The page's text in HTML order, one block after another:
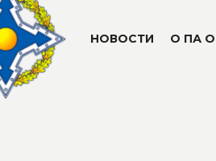
НОВОСТИ О ПА